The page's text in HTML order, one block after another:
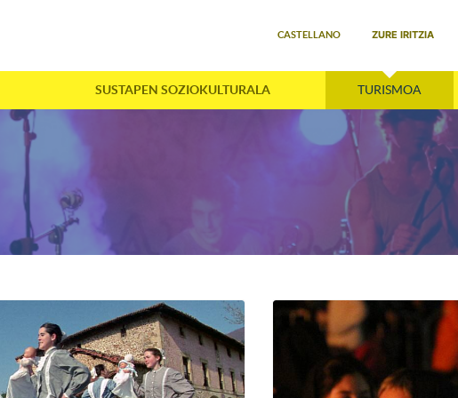
CASTELLANO ZURE IRITZIA
SUSTAPEN SOZIOKULTURALA TURISMOA